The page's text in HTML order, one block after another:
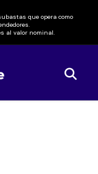
que opera como
al valor nominal.